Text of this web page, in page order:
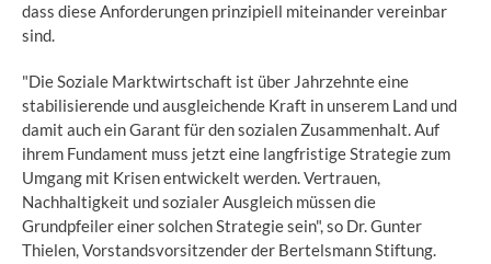
dass diese Anforderungen prinzipiell miteinander vereinbar
sind.
"Die Soziale Marktwirtschaft ist über Jahrzehnte eine
stabilisierende und ausgleichende Kraft in unserem Land und
damit auch ein Garant für den sozialen Zusammenhalt. Auf
ihrem Fundament muss jetzt eine langfristige Strategie zum
Umgang mit Krisen entwickelt werden. Vertrauen,
Nachhaltigkeit und sozialer Ausgleich müssen die
Grundpfeiler einer solchen Strategie sein", so Dr. Gunter
Thielen, Vorstandsvorsitzender der Bertelsmann Stiftung.